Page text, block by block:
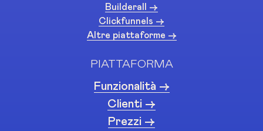
Builderall ->
Clickfunnels ->
Altre piattaforme ->
PIATTAFORMA
Funzionalità ->
Clienti ->
Prezzi ->